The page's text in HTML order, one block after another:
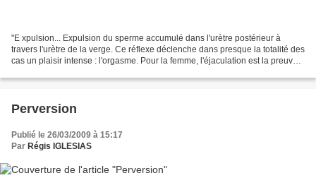
"E xpulsion... Expulsion du sperme accumulé dans l'urètre postérieur à
travers l'urètre de la verge. Ce réflexe déclenche dans presque la totalité des
cas un plaisir intense : l'orgasme. Pour la femme, l'éjaculation est la preuve
Perversion
Publié le 26/03/2009 à 15:17
Par Régis IGLESIAS